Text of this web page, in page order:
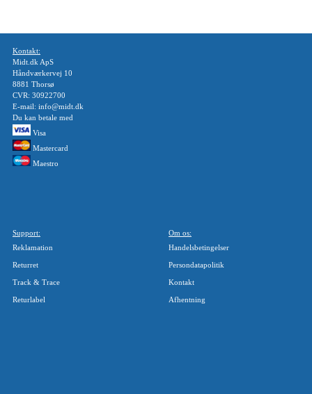
Kontakt:
Midt.dk ApS
Håndværkervej 10
8881 Thorsø
CVR: 30922700
E-mail: info@midt.dk
Du kan betale med
Visa
Mastercard
Maestro
Support:
Reklamation
Returret
Track & Trace
Returlabel
Om os:
Handelsbetingelser
Persondatapolitik
Kontakt
Afhentning